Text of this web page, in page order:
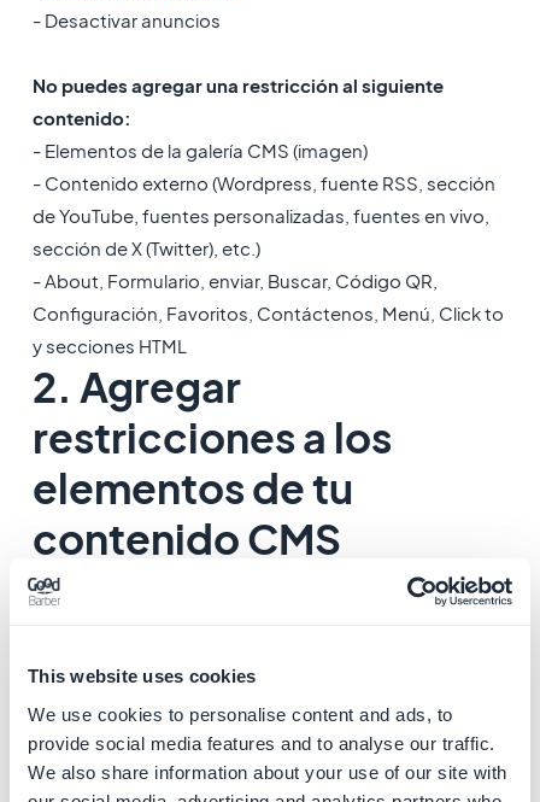
This website uses cookies
We use cookies to personalise content and ads, to
provide social media features and to analyse our traffic.
We also share information about your use of our site with
- Desactivar anuncios
No puedes agregar una restricción al siguiente
contenido:
- Elementos de la galería CMS (imagen)
- Contenido externo (Wordpress, fuente RSS, sección
de YouTube, fuentes personalizadas, fuentes en vivo,
sección de X (Twitter), etc.)
- About, Formulario, enviar, Buscar, Código QR,
Configuración, Favoritos, Contáctenos, Menú, Click to
y secciones HTML
2. Agregar
restricciones a los
elementos de tu
contenido CMS
De la lista de contenido:
1. Ve al menú
el motor de búsqueda o los menús desplegables.
3. En la columnaRestricción, haz clic en el icono
cuando esté disponible para restringir o eliminar la
restricción de tu artículo.